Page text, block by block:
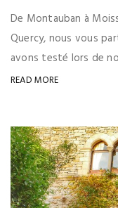
De Montauban à
Quercy, nous vous
avons testé lors de
READ MORE